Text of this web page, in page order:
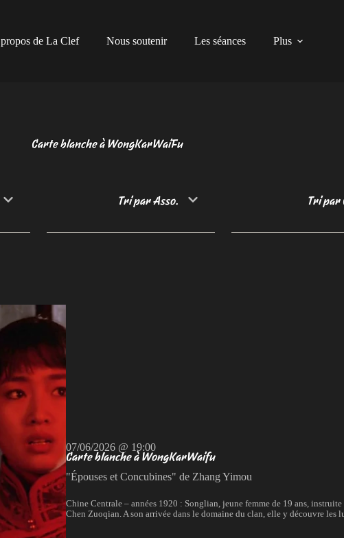
de La Clef
Nous soutenir Les séances Plus
Carte blanche à WongKarWaiFu
Tri par Asso. Tri par
07/06/2026 @ 19:00
Carte blanche à WongKarWaifu
"Épouses et Concubines" de Zhang Yimou
Chine Centrale – années 1920 : Songlian, jeune femme de 19 ans,
Chen Zuoqian. A son arrivée dans le domaine du clan, elle y découvre les